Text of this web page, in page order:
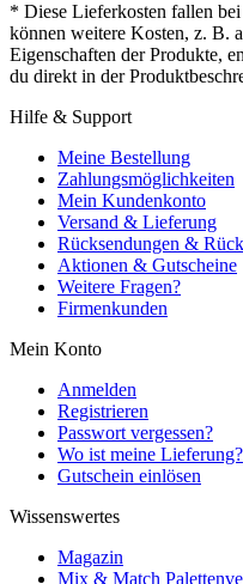
* Diese Lieferkosten fallen
können weitere Kosten, z. B.
Eigenschaften der Produkte,
du direkt in der
Hilfe & Support
Meine Bestellung
Zahlungsmöglichkeiten
Mein Kundenkonto
Versand & Lieferung
Rücksendungen &
Aktionen & Gutscheine
Weitere Fragen?
Firmenkunden
Mein Konto
Anmelden
Registrieren
Passwort vergessen?
Wo ist meine Lieferung?
Gutschein einlösen
Wissenswertes
Magazin
Mix & Match